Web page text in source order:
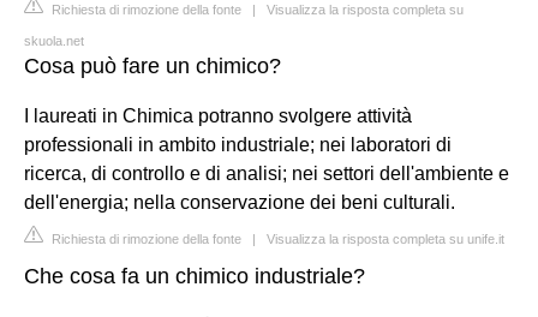
Richiesta di rimozione della fonte | Visualizza la risposta completa su
skuola.net
Cosa può fare un chimico?
I laureati in Chimica potranno svolgere attività
professionali in ambito industriale; nei laboratori di
ricerca, di controllo e di analisi; nei settori dell'ambiente e
dell'energia; nella conservazione dei beni culturali.
Richiesta di rimozione della fonte | Visualizza la risposta completa su unife.it
Che cosa fa un chimico industriale?